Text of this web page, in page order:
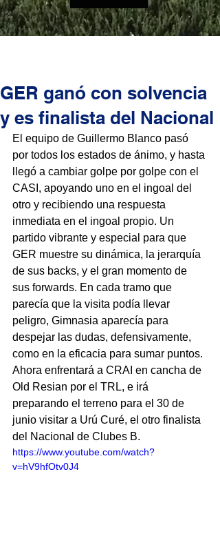
GER ganó con solvencia
y es finalista del Nacional
El equipo de Guillermo Blanco pasó
por todos los estados de ánimo, y hasta
llegó a cambiar golpe por golpe con el
CASI, apoyando uno en el ingoal del
otro y recibiendo una respuesta
inmediata en el ingoal propio. Un
partido vibrante y especial para que
GER muestre su dinámica, la jerarquía
de sus backs, y el gran momento de
sus forwards. En cada tramo que
parecía que la visita podía llevar
peligro, Gimnasia aparecía para
despejar las dudas, defensivamente,
como en la eficacia para sumar puntos.
Ahora enfrentará a CRAI en cancha de
Old Resian por el TRL, e irá
preparando el terreno para el 30 de
junio visitar a Urú Curé, el otro finalista
del Nacional de Clubes B.
https://www.youtube.com/watch?
v=hV9hfOtv0J4